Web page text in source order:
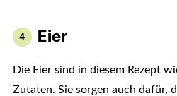
Eier
Die Eier sind in diesem Rezept
Zutaten. Sie sorgen auch dafür,